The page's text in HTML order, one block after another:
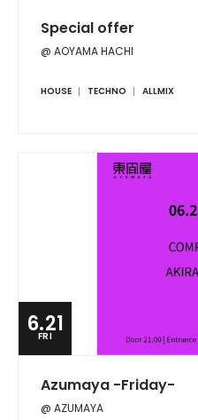
Special offer
@ AOYAMA HACHI
HOUSE TECHNO ALLMIX
6.21
FRI
Azumaya -Friday-
@ AZUMAYA